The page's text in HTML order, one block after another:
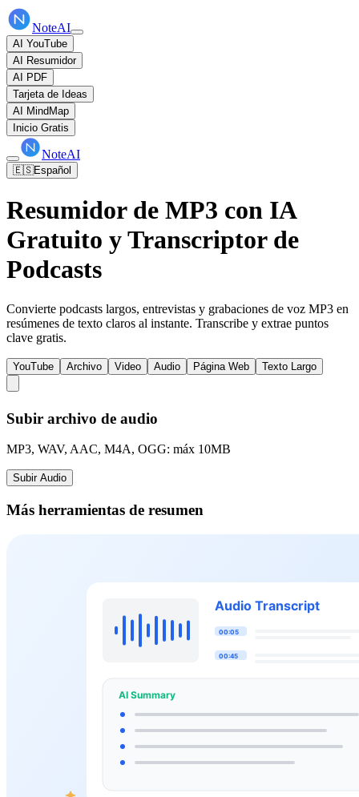
NoteAI
AI YouTube
AI Resumidor
AI PDF
Tarjeta de Ideas
AI MindMap
Inicio Gratis
NoteAI
🇪🇸Español
Resumidor de MP3 con IA
Gratuito y Transcriptor de
Podcasts
Convierte podcasts largos, entrevistas y grabaciones de voz MP3 en
resúmenes de texto claros al instante. Transcribe y extrae puntos
clave gratis.
YouTube Archivo Video Audio Página Web Texto Largo
Subir archivo de audio
MP3, WAV, AAC, M4A, OGG: máx 10MB
Subir Audio
Más herramientas de resumen